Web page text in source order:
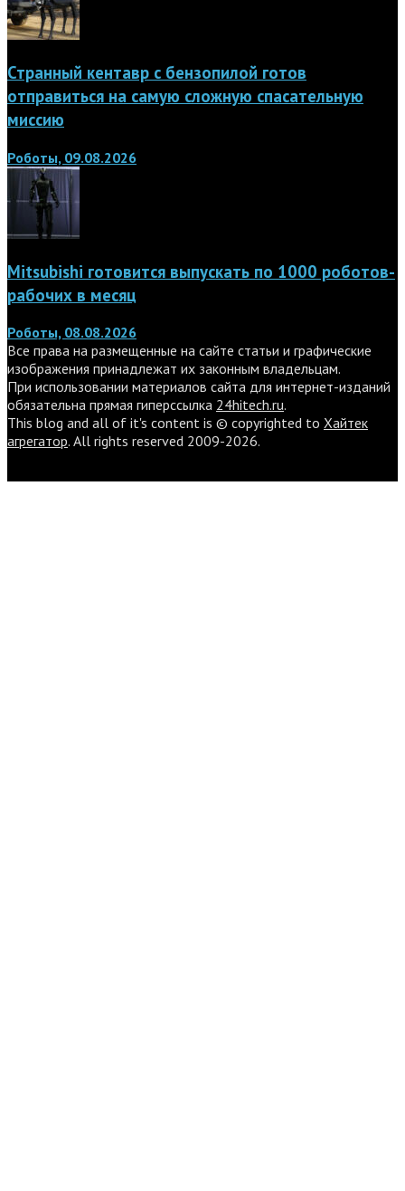
Странный кентавр с бензопилой готов
отправиться на самую сложную спасательную
миссию
Роботы, 09.08.2026
Mitsubishi готовится выпускать по 1000 роботов-
рабочих в месяц
Роботы, 08.08.2026
Все права на размещенные на сайте статьи и графические
изображения принадлежат их законным владельцам.
При использовании материалов сайта для интернет-изданий
обязательна прямая гиперссылка 24hitech.ru.
This blog and all of it's content is © copyrighted to Хайтек
агрегатор. All rights reserved 2009-2026.